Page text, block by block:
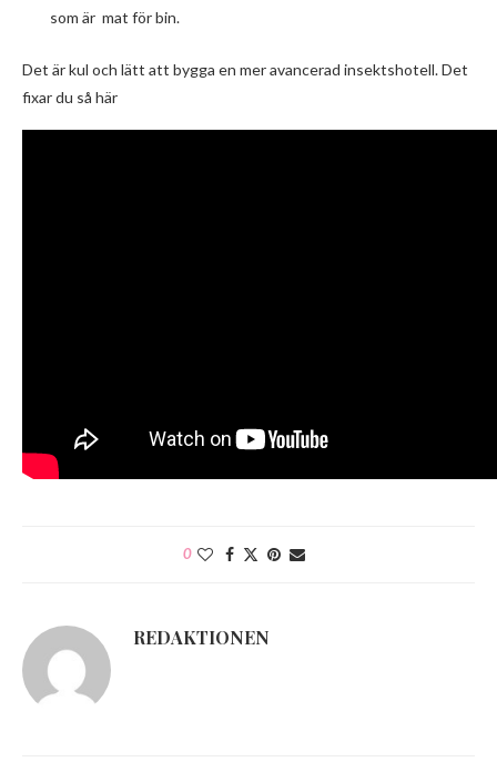
som är mat för bin.
Det är kul och lätt att bygga en mer avancerad insektshotell. Det
fixar du så här
0
REDAKTIONEN